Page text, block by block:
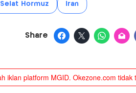
Selat Hormuz Iran
Share